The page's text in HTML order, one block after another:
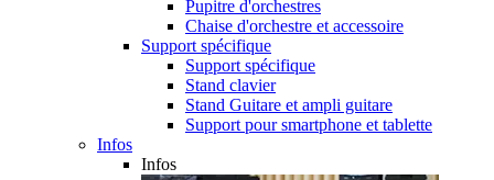
Pupitre d'orchestres
Chaise d'orchestre et accessoire
Support spécifique
Support spécifique
Stand clavier
Stand Guitare et ampli guitare
Support pour smartphone et tablette
Infos
Infos